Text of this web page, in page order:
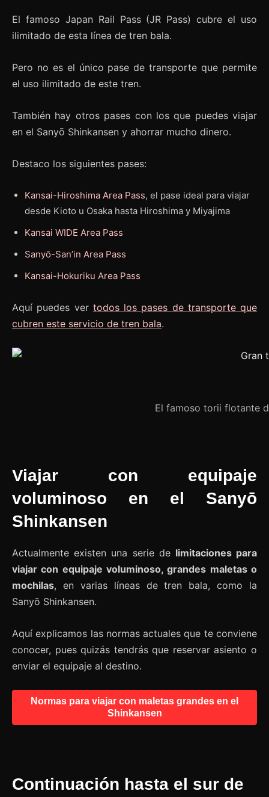
El famoso Japan Rail Pass (JR Pass) cubre el uso
ilimitado de esta línea de tren bala.
Pero no es el único pase de transporte que permite
el uso ilimitado de este tren.
También hay otros pases con los que puedes viajar
en el Sanyō Shinkansen y ahorrar mucho dinero.
Destaco los siguientes pases:
Kansai-Hiroshima Area Pass, el pase ideal para viajar
desde Kioto u Osaka hasta Hiroshima y Miyajima
Kansai WIDE Area Pass
Sanyō-San’in Area Pass
Kansai-Hokuriku Area Pass
Aquí puedes ver todos los pases de transporte que
cubren este servicio de tren bala.
El famoso torii flotante
Viajar con equipaje
voluminoso en el Sanyō
Shinkansen
Actualmente existen una serie de limitaciones para
viajar con equipaje voluminoso, grandes maletas o
mochilas, en varias líneas de tren bala, como la
Sanyō Shinkansen.
Aquí explicamos las normas actuales que te conviene
conocer, pues quizás tendrás que reservar asiento o
enviar el equipaje al destino.
Normas para viajar con maletas grandes en el
Shinkansen
Continuación hasta el sur de